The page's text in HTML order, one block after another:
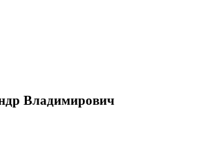
Владимирович